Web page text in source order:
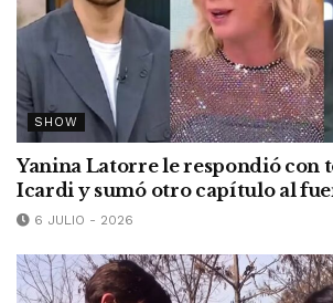
SHOW
Yanina Latorre le respondió con
Icardi y sumó otro capítulo al
6 JULIO - 2026